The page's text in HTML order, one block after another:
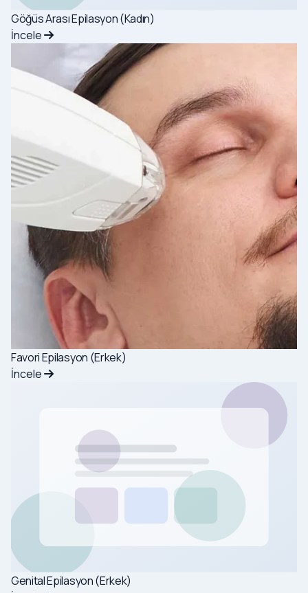
Göğüs Arası Epilasyon (Kadın)
İncele
Favori Epilasyon (Erkek)
İncele
Genital Epilasyon (Erkek)